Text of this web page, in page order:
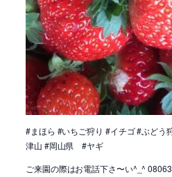
#まほら #いちご狩り #イチゴ #ぶどう
津山 #岡山県 #ヤギ
ご来園の際はお電話下さ〜い^_^